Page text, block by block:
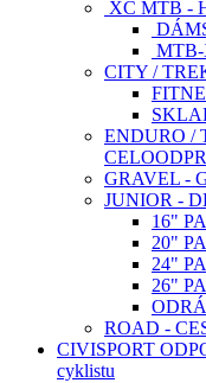
XC MTB -
MTB-
CITY /
ENDURO /
GRAVEL -
JUNIOR -
16"
20"
24"
26"
ROAD -
CIVISPORT
cyklistu